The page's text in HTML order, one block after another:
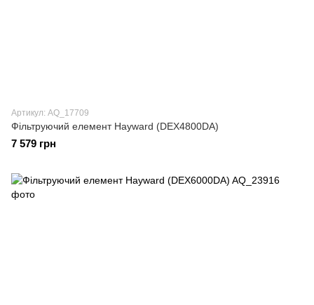
Артикул: AQ_17709
Фільтруючий елемент Hayward (DEX4800DA)
7 579 грн